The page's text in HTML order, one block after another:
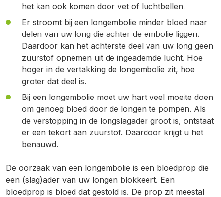
het kan ook komen door vet of luchtbellen.
Er stroomt bij een longembolie minder bloed naar
delen van uw long die achter de embolie liggen.
Daardoor kan het achterste deel van uw long geen
zuurstof opnemen uit de ingeademde lucht. Hoe
hoger in de vertakking de longembolie zit, hoe
groter dat deel is.
Bij een longembolie moet uw hart veel moeite doen
om genoeg bloed door de longen te pompen. Als
de verstopping in de longslagader groot is, ontstaat
er een tekort aan zuurstof. Daardoor krijgt u het
benauwd.
De oorzaak van een longembolie is een bloedprop die
een (slag)ader van uw longen blokkeert. Een
bloedprop is bloed dat gestold is. De prop zit meestal